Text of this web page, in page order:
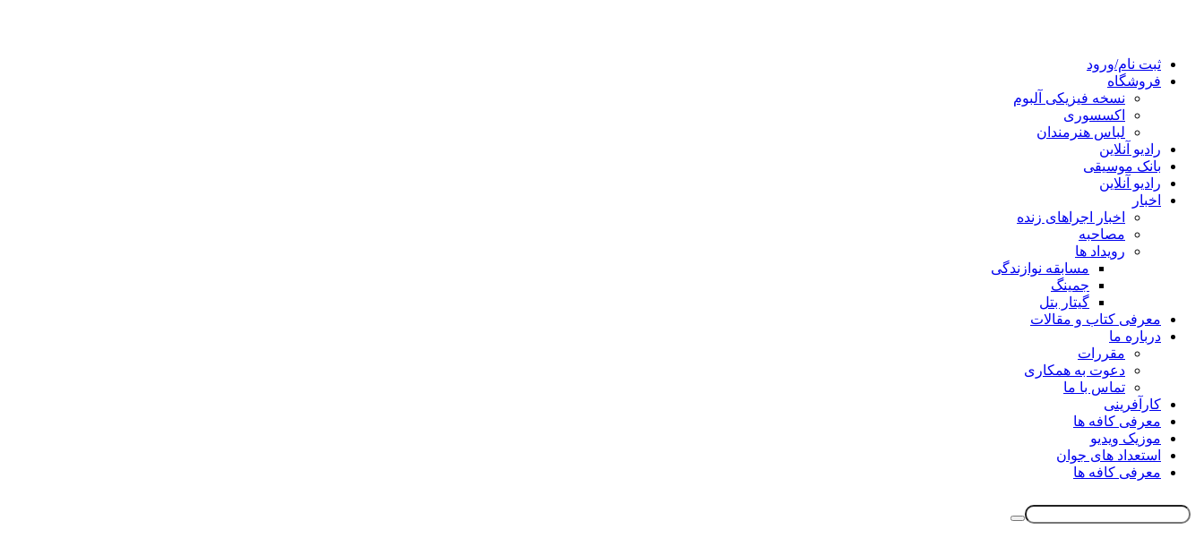
ثبت نام/ورود
فروشگاه
نسخه فیزیکی آلبوم
اکسسوری
لباس هنرمندان
رادیو آنلاین
بانک موسیقی
رادیو آنلاین
اخبار
اخبار اجراهای زنده
مصاحبه
رویداد ها
مسابقه نوازندگی
جمینگ
گیتار بتل
معرفی کتاب و مقالات
درباره ما
مقررات
دعوت به همکاری
تماس با ما
کارآفرینی
معرفی کافه ها
موزیک ویدیو
استعداد های جوان
معرفی کافه ها